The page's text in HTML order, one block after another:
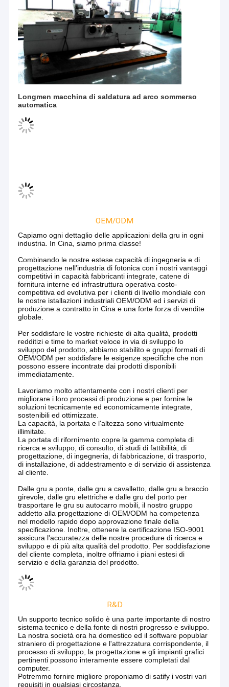
Impilatore di portata del contenitore
Pezzi di ricambio della gru
Gru a ponte sopraelevata
Longmen macchina di saldatura ad arco sommerso
automatica
OEM/ODM
Capiamo ogni dettaglio delle applicazioni della gru in ogni
industria. In Cina, siamo prima classe!
Combinando le nostre estese capacità di ingegneria e di
progettazione nell'industria di fotonica con i nostri vantaggi
competitivi in capacità fabbricanti integrate, catene di
competitiva ed evolutiva per i clienti di livello mondiale con
le nostre istallazioni industriali OEM/ODM ed i servizi di
produzione a contratto in Cina e una forte forza di vendite
globale.
Per soddisfare le vostre richieste di alta qualità, prodotti
redditizi e time to market veloce in via di sviluppo lo
sviluppo del prodotto, abbiamo stabilito e gruppi formati di
OEM/ODM per soddisfare le esigenze specifiche che non
possono essere incontrate dai prodotti disponibili
Lavoriamo molto attentamente con i nostri clienti per
soluzioni tecnicamente ed economicamente integrate,
La capacità, la portata e l'altezza sono virtualmente
illimitate.
La portata di rifornimento copre la gamma completa di
ricerca e sviluppo, di consulto, di studi di fattibilità, di
progettazione, di ingegneria, di fabbricazione, di trasporto,
di installazione, di addestramento e di servizio di assistenza
al cliente.